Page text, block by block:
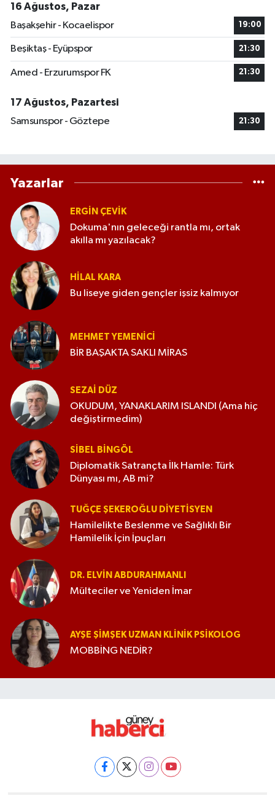
16 Ağustos, Pazar
Başakşehir - Kocaelispor
19:00
Beşiktaş - Eyüpspor 21:30
Amed - Erzurumspor FK 21:30
17 Ağustos, Pazartesi
Samsunspor - Göztepe
21:30
Yazarlar
ERGIN ÇEVİK
Dokuma'nın geleceği rantla mı, ortak
akılla mı yazılacak?
HILAL KARA
Bu liseye giden gençler işsiz kalmıyor
MEHMET YEMENICI
BİR BAŞAKTA SAKLI MİRAS
SEZAI DÜZ
OKUDUM, YANAKLARIM ISLANDI (Ama hiç
değiştirmedim)
SIBEL BINGÖL
Diplomatik Satrançta İlk Hamle: Türk
Dünyası mı, AB mi?
TUĞÇE ŞEKEROĞLU DIYETISYEN
Hamilelikte Beslenme ve Sağlıklı Bir
Hamilelik İçin İpuçları
DR. ELVIN ABDURAHMANLI
Mülteciler ve Yeniden İmar
AYŞE ŞIMŞEK UZMAN KLINIK PSIKOLOG
MOBBİNG NEDİR?